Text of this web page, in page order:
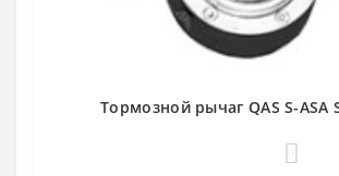
Тормозной рычаг QAS S-ASA